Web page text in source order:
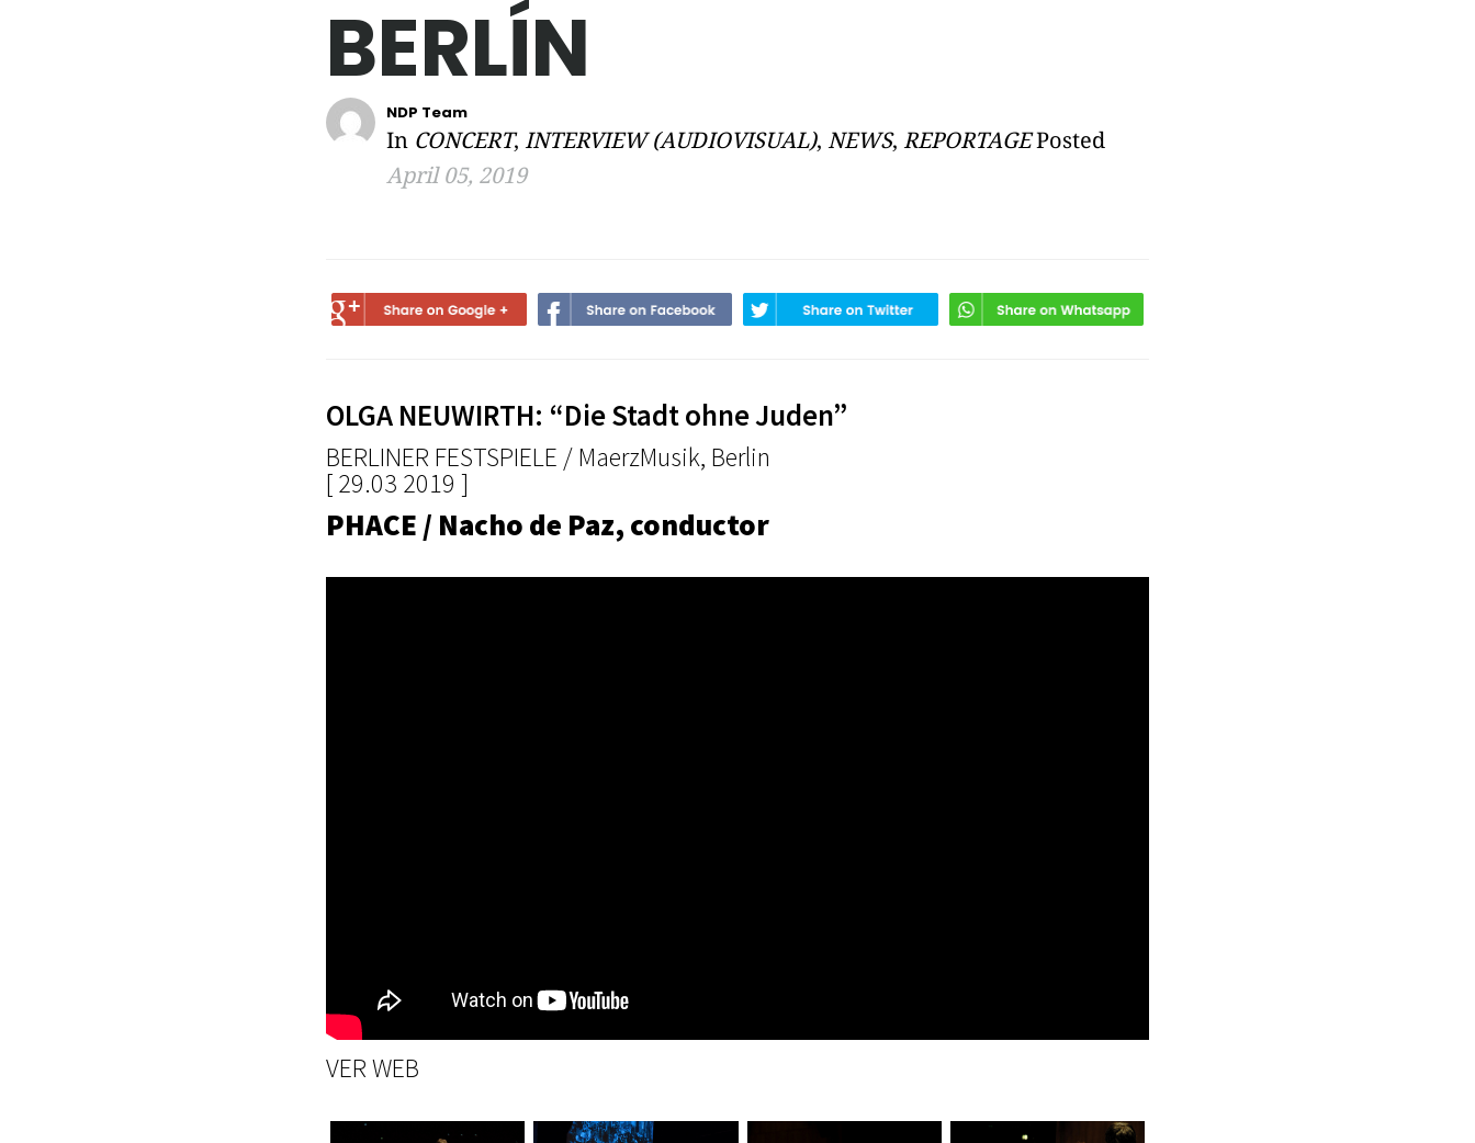
BERLÍN
NDP Team
In CONCERT, INTERVIEW (AUDIOVISUAL), NEWS, REPORTAGEPosted
April 05, 2019
OLGA NEUWIRTH: “Die Stadt ohne Juden”
BERLINER FESTSPIELE / MaerzMusik, Berlin
[ 29.03 2019 ]
PHACE / Nacho de Paz, conductor
VER WEB